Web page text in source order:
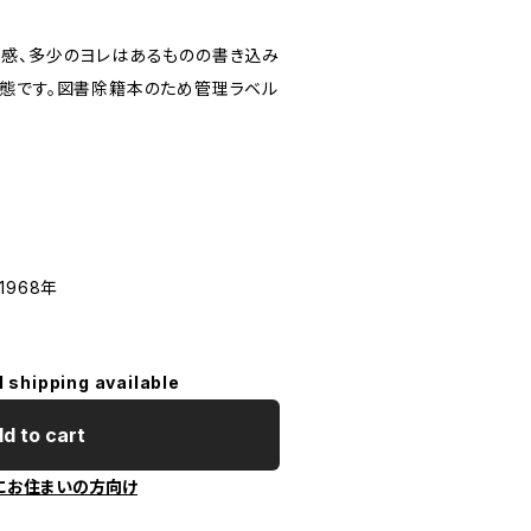
多少のヨレはあるものの書き込み
です。図書除籍本のため管理ラベル
年
shipping available
to cart
お住まいの方向け